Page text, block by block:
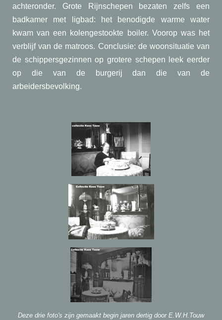
achteronder. Grote Rijnschepen bezaten zelfs een
badkamer met ligbad: het benodigde warme water
kwam van een kolengestookte boiler. Voorop was het
verblijf van de matroos. Conclusie: de woonsituatie van
de schippersgezinnen op grotere schepen leek eerder
op die van de burgerij dan die van de
arbeidersbevolking.
Deze drie foto's zijn gemaakt begin jaren dertig door E.W.H.Touw